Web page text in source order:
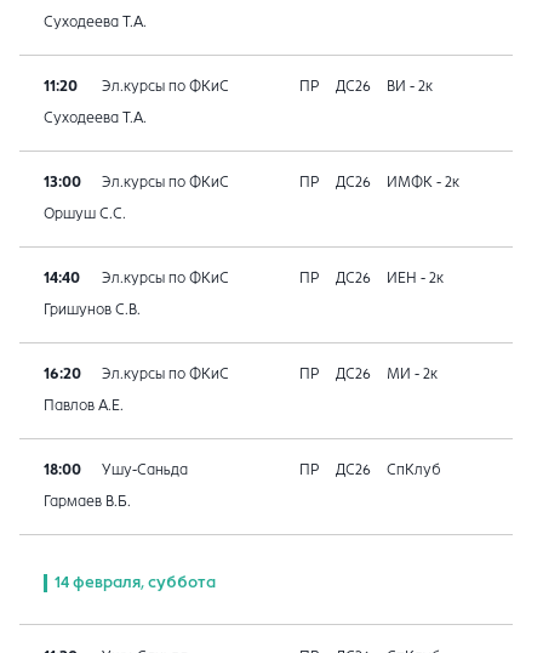
Суходеева Т.А.
11:20 Эл.курсы по ФКиС ПР ДС26 ВИ - 2к
Суходеева Т.А.
13:00 Эл.курсы по ФКиС ПР ДС26 ИМФК - 2к
Оршуш С.С.
14:40 Эл.курсы по ФКиС ПР ДС26 ИЕН - 2к
Гришунов С.В.
16:20 Эл.курсы по ФКиС ПР ДС26 МИ - 2к
Павлов А.Е.
18:00 Ушу-Саньда ПР ДС26 СпКлуб
Гармаев В.Б.
14 февраля, суббота